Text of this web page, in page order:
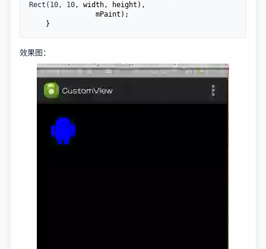
Rect(10, 10, width, height),
    }
效果图：